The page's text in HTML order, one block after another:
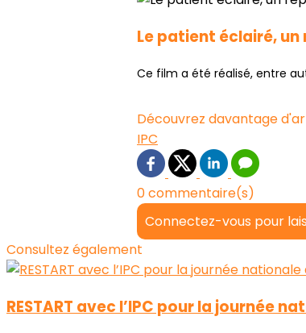
Le patient éclairé, un
Ce film a été réalisé, entre
Découvrez davantage
IPC
0 commentaire(s)
Connectez-vous pour
Consultez également
RESTART avec l’IPC pour la journée